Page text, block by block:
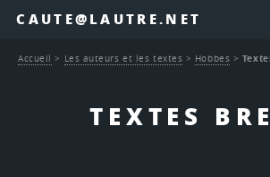
CAUTE@LAUTRE.NET
TEXTES
Accueil > Les auteurs et les textes > Hobbes >